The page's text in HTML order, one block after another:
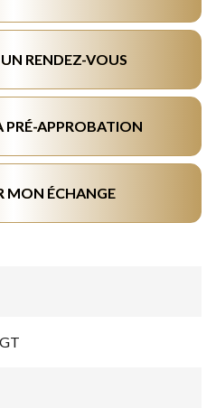
RENDEZ-VOUS
PRÉ-APPROBATION
MON ÉCHANGE